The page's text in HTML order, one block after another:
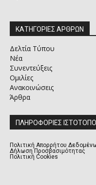
ΚΑΤΗΓΟΡΙΕΣ ΑΡΘΡΩΝ
Δελτία Τύπου
Νέα
Συνεντεύξεις
Ομιλίες
Ανακοινώσεις
Άρθρα
ΠΛΗΡΟΦΟΡΙΕΣ
Πολιτική Απορρήτου
Δήλωση Προσβασιμότητας
Πολιτική Cookies